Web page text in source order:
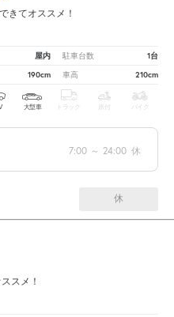
きてオススメ！
屋内 駐車台数 1台
190cm 車高 210cm
大型車 トラック 原付 バイク
7:00 ～ 24:00 休
休
スメ！